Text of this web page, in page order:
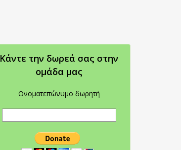
Κάντε την δωρεά σας στην
oμάδα μας
Ονοματεπώνυμο δωρητή